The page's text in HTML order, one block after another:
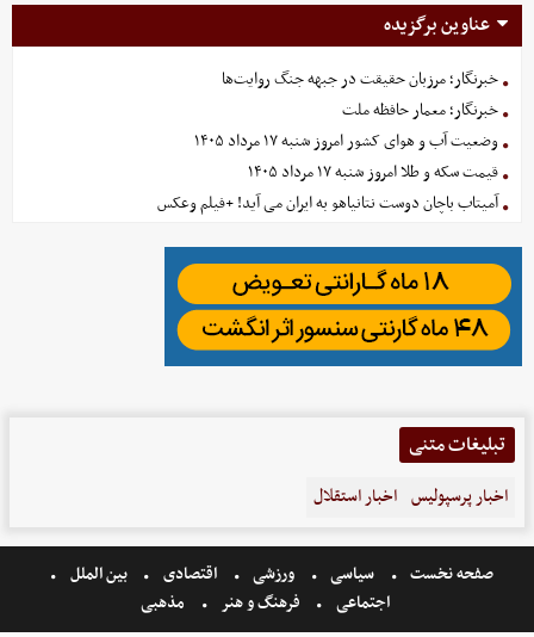
عناوین برگزیده
خبرنگار؛ مرزبان حقیقت در جبهه جنگ روایت‌ها
خبرنگار؛ معمار حافظه ملت
وضعیت آب و هوای کشور امروز شنبه ۱۷ مرداد ۱۴۰۵
قیمت سکه و طلا امروز شنبه ۱۷ مرداد ۱۴۰۵
آمیتاب باچان دوست نتانیاهو به ایران می آید! +فیلم وعکس
تبلیغات متنی
اخبار پرسپولیس اخبار استقلال
صفحه نخست سیاسی ورزشی اقتصادی
بین الملل
اجتماعی
فرهنگ و هنر مذهبی